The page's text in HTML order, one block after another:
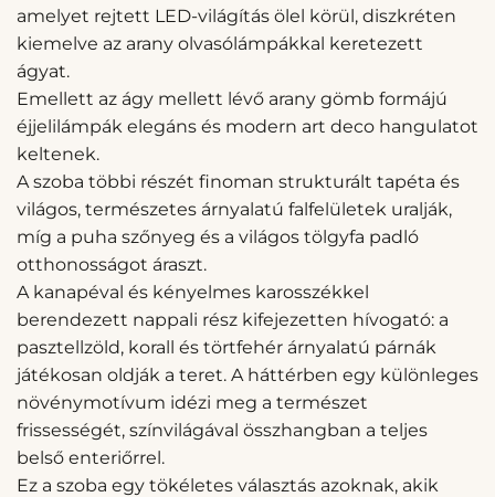
amelyet rejtett LED-világítás ölel körül, diszkréten
kiemelve az arany olvasólámpákkal keretezett
ágyat.
Emellett az ágy mellett lévő arany gömb formájú
éjjelilámpák elegáns és modern art deco hangulatot
keltenek.
A szoba többi részét finoman strukturált tapéta és
világos, természetes árnyalatú falfelületek uralják,
míg a puha szőnyeg és a világos tölgyfa padló
otthonosságot áraszt.
A kanapéval és kényelmes karosszékkel
berendezett nappali rész kifejezetten hívogató: a
pasztellzöld, korall és törtfehér árnyalatú párnák
játékosan oldják a teret. A háttérben egy különleges
növénymotívum idézi meg a természet
frissességét, színvilágával összhangban a teljes
belső enteriőrrel.
Ez a szoba egy tökéletes választás azoknak, akik